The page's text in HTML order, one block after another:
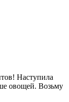
Наступила
овощей. Возьму